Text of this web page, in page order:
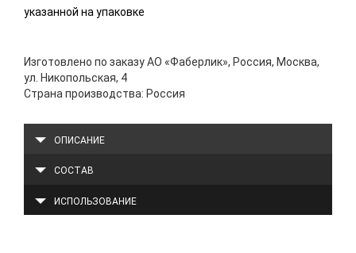
указанной на упаковке
Изготовлено по заказу АО «Фаберлик», Россия, Москва,
ул. Никопольская, 4
Страна производства: Россия
ОПИСАНИЕ
СОСТАВ
ИСПОЛЬЗОВАНИЕ